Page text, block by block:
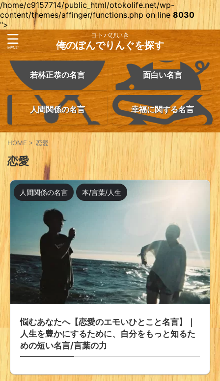
/home/c9157714/public_html/otokolife.net/wp-
content/themes/affinger/functions.php on line8030
">
コトバびいき
俺のぽんでりんぐを探す
若林正恭の名言 面白い名言
人間関係の名言 幸福に関する名言
HOME > 恋愛
恋愛
人間関係の名言 本/言葉/人生
悩むあなたへ【恋愛のエモいひとこと名言】｜
人生を豊かにするために、自分をもっと知るた
めの短い名言/言葉の力